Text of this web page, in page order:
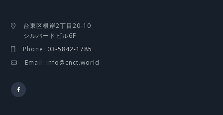
台東区根岸2丁目20-10
シルバードビル6F
Phone: 03-5842-1785
Email: info@cnct.world